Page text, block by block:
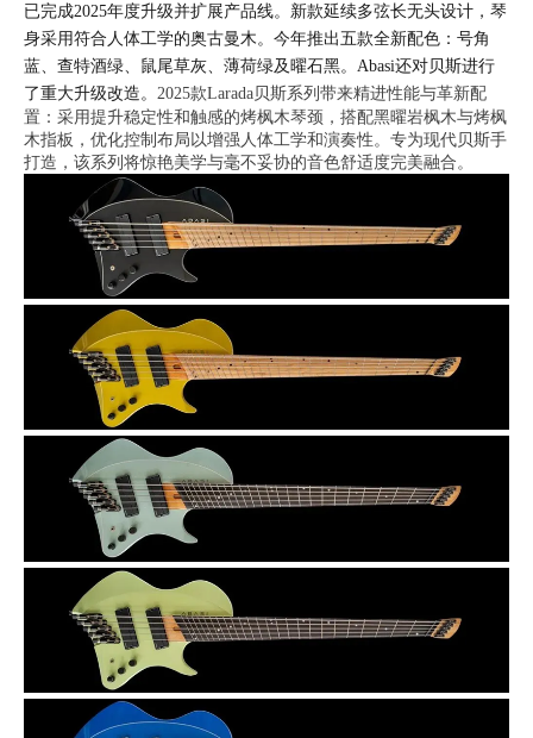
已完成2025年度升级并扩展产品线。新款延续多弦长无头设计，琴
身采用符合人体工学的奥古曼木。今年推出五款全新配色：号角
蓝、查特酒绿、鼠尾草灰、薄荷绿及曜石黑。Abasi还对贝斯进行
了重大升级改造。 2025款Larada贝斯系列带来精进性能与革新配
置：采用提升稳定性和触感的烤枫木琴颈，搭配黑曜岩枫木与烤枫
木指板，优化控制布局以增强人体工学和演奏性。专为现代贝斯手
打造，该系列将惊艳美学与毫不妥协的音色舒适度完美融合。